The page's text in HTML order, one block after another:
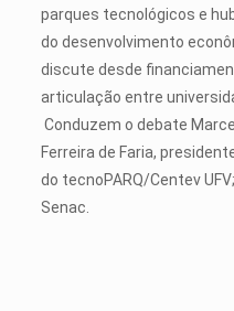
parques tecnológicos e
do desenvolvimento
discute desde
articulação entre
Conduzem o debate
Ferreira de Faria,
do tecnoPARQ/Centev
Senac.